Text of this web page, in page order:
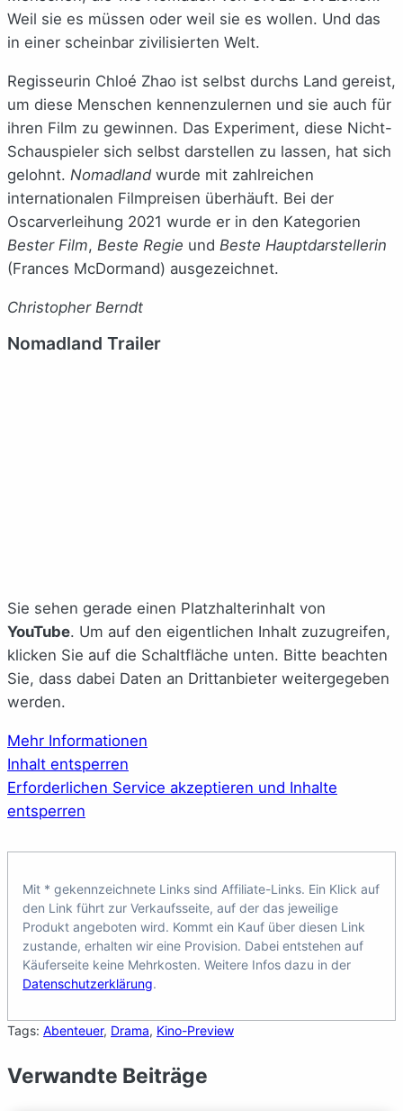
Weil sie es müssen oder weil sie es wollen. Und das
in einer scheinbar zivilisierten Welt.
Regisseurin Chloé Zhao ist selbst durchs Land gereist,
um diese Menschen kennenzulernen und sie auch für
ihren Film zu gewinnen. Das Experiment, diese Nicht-
Schauspieler sich selbst darstellen zu lassen, hat sich
gelohnt. Nomadland wurde mit zahlreichen
internationalen Filmpreisen überhäuft. Bei der
Oscarverleihung 2021 wurde er in den Kategorien
Bester Film, Beste Regie und Beste Hauptdarstellerin
(Frances McDormand) ausgezeichnet.
Christopher Berndt
Nomadland Trailer
Sie sehen gerade einen Platzhalterinhalt von
YouTube. Um auf den eigentlichen Inhalt zuzugreifen,
klicken Sie auf die Schaltfläche unten. Bitte beachten
Sie, dass dabei Daten an Drittanbieter weitergegeben
werden.
Mehr Informationen
Inhalt entsperren
Erforderlichen Service akzeptieren und Inhalte
entsperren
Mit * gekennzeichnete Links sind Affiliate-Links. Ein Klick auf
den Link führt zur Verkaufsseite, auf der das jeweilige
Produkt angeboten wird. Kommt ein Kauf über diesen Link
zustande, erhalten wir eine Provision. Dabei entstehen auf
Käuferseite keine Mehrkosten. Weitere Infos dazu in der
Datenschutzerklärung.
Tags: Abenteuer, Drama, Kino-Preview
Verwandte Beiträge